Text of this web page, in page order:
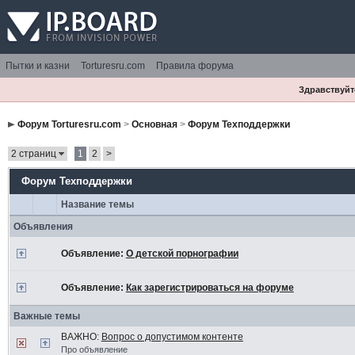
Пытки и казни Torturesru.com Правила форума
Форум Torturesru.com > Основная> Форум Техподдержки
2 страниц 1 2 >
Форум Техподдержки
Название темы
Объявления
Объявление: О детской порнографии
Объявление: Как зарегистрироваться на форуме
Важные темы
ВАЖНО: Вопрос о допустимом контенте
Про объявление